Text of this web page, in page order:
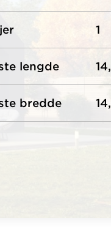
1
lengde
bredde